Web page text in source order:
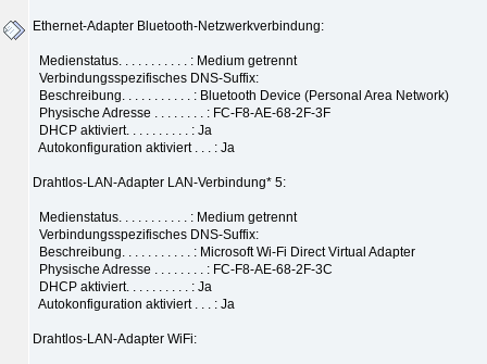
Ethernet-Adapter Bluetooth-Netzwerkverbindung:
Medienstatus. . . . . . . . . . . : Medium getrennt
Verbindungsspezifisches DNS-Suffix:
Beschreibung. . . . . . . . . . . : Bluetooth Device (Personal Area Network)
Physische Adresse . . . . . . . . : FC-F8-AE-68-2F-3F
DHCP aktiviert. . . . . . . . . . : Ja
Autokonfiguration aktiviert . . . : Ja
Drahtlos-LAN-Adapter LAN-Verbindung* 5:
Medienstatus. . . . . . . . . . . : Medium getrennt
Verbindungsspezifisches DNS-Suffix:
Beschreibung. . . . . . . . . . . : Microsoft Wi-Fi Direct Virtual Adapter
Physische Adresse . . . . . . . . : FC-F8-AE-68-2F-3C
DHCP aktiviert. . . . . . . . . . : Ja
Autokonfiguration aktiviert . . . : Ja
Drahtlos-LAN-Adapter WiFi: